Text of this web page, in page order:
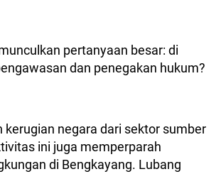
pertanyaan besar: di
dan penegakan hukum?
kerugian negara dari sektor sumber
ini juga memperparah
di Bengkayang. Lubang